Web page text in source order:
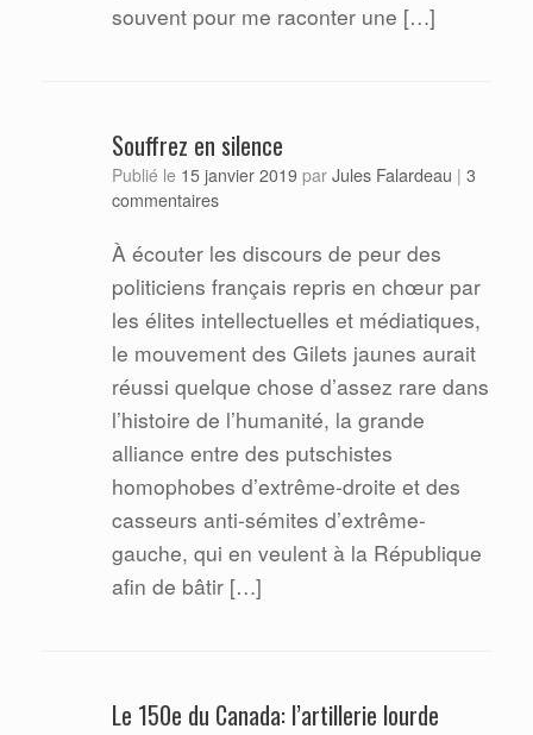
souvent pour me raconter une […]
Souffrez en silence
Publié le 15 janvier 2019 par Jules Falardeau | 3
commentaires
À écouter les discours de peur des
politiciens français repris en chœur par
les élites intellectuelles et médiatiques,
le mouvement des Gilets jaunes aurait
réussi quelque chose d’assez rare dans
l’histoire de l’humanité, la grande
alliance entre des putschistes
homophobes d’extrême-droite et des
casseurs anti-sémites d’extrême-
gauche, qui en veulent à la République
afin de bâtir […]
Le 150e du Canada: l’artillerie lourde